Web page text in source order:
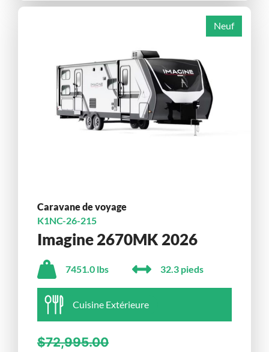
Neuf
Caravane de voyage
K1NC-26-215
Imagine 2670MK 2026
7451.0 lbs 32.3 pieds
Cuisine Extérieure
$72,995.00